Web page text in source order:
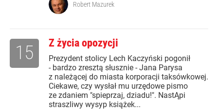
Robert Mazurek
Z życia opozycji
Prezydent stolicy Lech Kaczyński pogonił
- bardzo zresztą słusznie - Jana Parysa
z należącej do miasta korporacji taksówkowej.
Ciekawe, czy wysłał mu urzędowe pismo
ze zdaniem "spieprzaj, dziadu!". NastĄpi
straszliwy wysyp książek...
15